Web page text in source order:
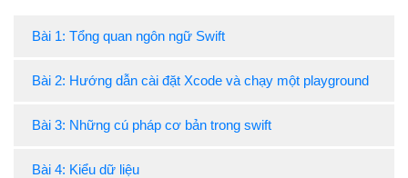
Bài 1: Tổng quan ngôn ngữ Swift
Bài 2: Hướng dẫn cài đặt Xcode và chạy một playground
Bài 3: Những cú pháp cơ bản trong swift
Bài 4: Kiểu dữ liệu